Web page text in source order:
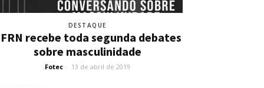
DESTAQUE
recebe toda segunda debates
sobre masculinidade
Fotec - 13 de abril de 2019